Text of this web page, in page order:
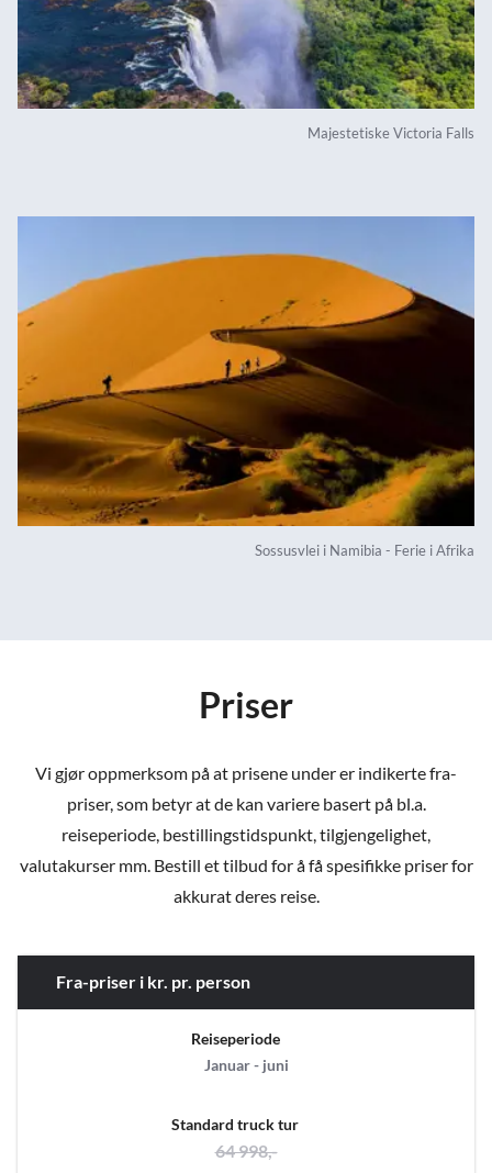
Majestetiske Victoria Falls
Sossusvlei i Namibia - Ferie i Afrika
Priser
Vi gjør oppmerksom på at prisene under er indikerte fra-
priser, som betyr at de kan variere basert på bl.a.
reiseperiode, bestillingstidspunkt, tilgjengelighet,
valutakurser mm. Bestill et tilbud for å få spesifikke priser for
akkurat deres reise.
Fra-priser i kr. pr. person
Reiseperiode
Januar - juni
Standard truck tur
64 998,-